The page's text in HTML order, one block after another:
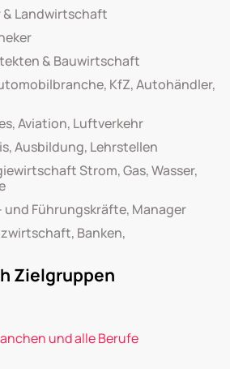
Landwirtschaft
& Bauwirtschaft
KfZ, Autohändler,
Aviation, Luftverkehr
Ausbildung, Lehrstellen
Strom, Gas, Wasser,
Führungskräfte, Manager
Banken,
Zielgruppen
und alle Berufe